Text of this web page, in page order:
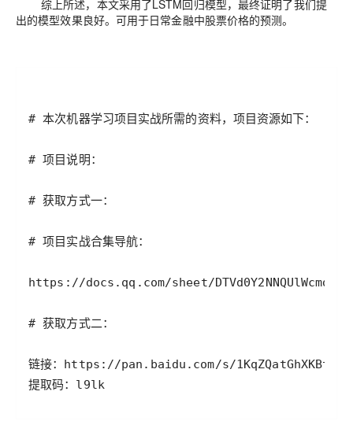
综上所述，本文采用了LSTM回归模型，最终证明了我们提
出的模型效果良好。 可用于日常金融中股票价格的预测。
# 本次机器学习项目实战所需的资料，项目资源如下：
# 项目说明：
# 获取方式一：
# 项目实战合集导航：
https : //docs . qq . com/sheet/DTVd0Y2NNQUlWcmd6
# 获取方式二：
链接：https : //pan . baidu . com/s/1
提取码：l9lk